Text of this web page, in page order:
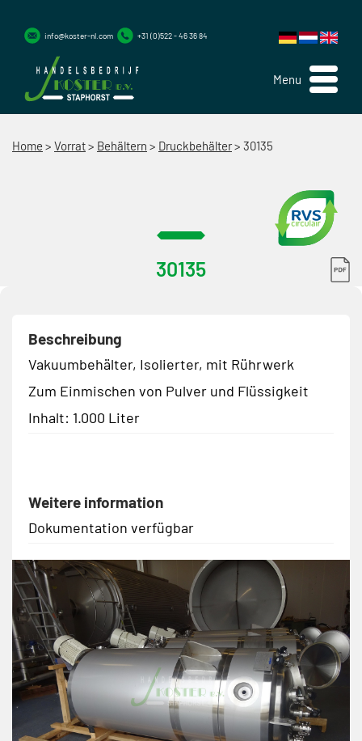
Menu
info@koster-nl.com +31 (0)522 - 46 36 84
Home > Vorrat> Behältern > Druckbehälter> 30135
30135
Beschreibung
Vakuumbehälter, Isolierter, mit Rührwerk
Zum Einmischen von Pulver und Flüssigkeit
Inhalt: 1.000 Liter
Weitere information
Dokumentation verfügbar